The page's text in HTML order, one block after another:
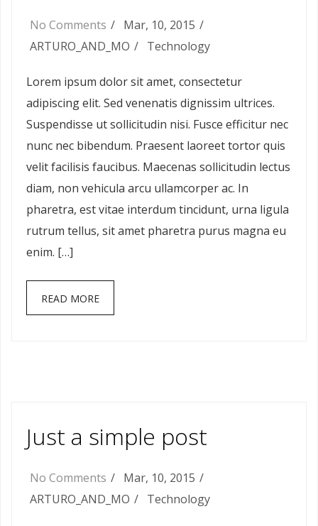
No Comments
Mar, 10, 2015
ARTURO_AND_MO
Technology
Lorem ipsum dolor sit amet, consectetur
adipiscing elit. Sed venenatis dignissim ultrices.
Suspendisse ut sollicitudin nisi. Fusce efficitur nec
nunc nec bibendum. Praesent laoreet tortor quis
velit facilisis faucibus. Maecenas sollicitudin lectus
diam, non vehicula arcu ullamcorper ac. In
pharetra, est vitae interdum tincidunt, urna ligula
rutrum tellus, sit amet pharetra purus magna eu
enim. […]
READ MORE
Just a simple post
No Comments
Mar, 10, 2015
ARTURO_AND_MO
Technology